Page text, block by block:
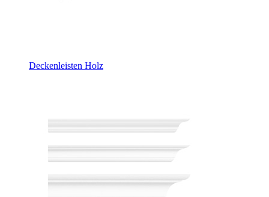
Deckenleisten Holz